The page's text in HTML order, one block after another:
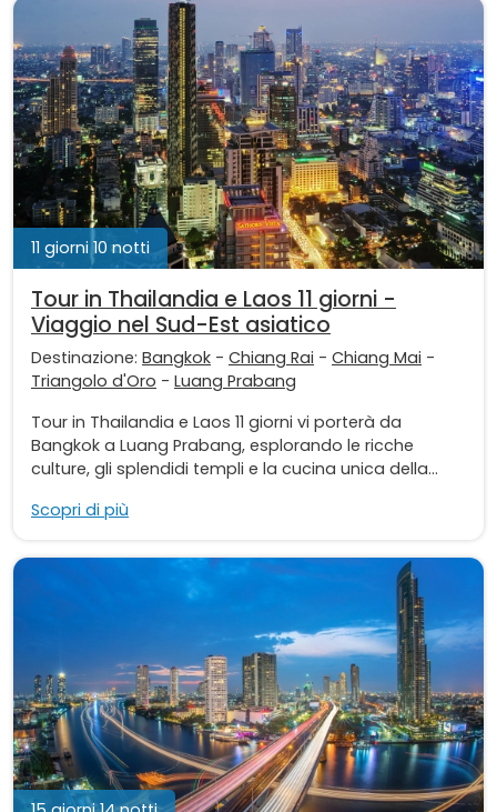
11 giorni 10 notti
Tour in Thailandia e Laos 11 giorni -
Viaggio nel Sud-Est asiatico
Destinazione: Bangkok - Chiang Rai - Chiang Mai -
Triangolo d'Oro - Luang Prabang
Tour in Thailandia e Laos 11 giorni vi porterà da
Bangkok a Luang Prabang, esplorando le ricche
culture, gli splendidi templi e la cucina unica della...
Scopri di più